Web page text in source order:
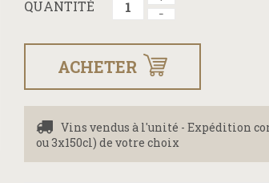
QUANTITÉ
ACHETER
Vins vendus à l'unité - Expédition
ou 3x150cl) de votre choix